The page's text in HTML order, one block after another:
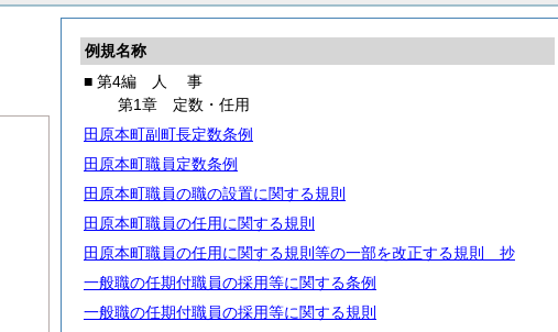
例規名称
■ 第4編
人 事
第1章 定数・任用
田原本町副町長定数条例
田原本町職員定数条例
田原本町職員の職の設置に関する規則
田原本町職員の任用に関する規則
田原本町職員の任用に関する規則等の一部を改正する規則 抄
一般職の任期付職員の採用等に関する条例
一般職の任期付職員の採用等に関する規則